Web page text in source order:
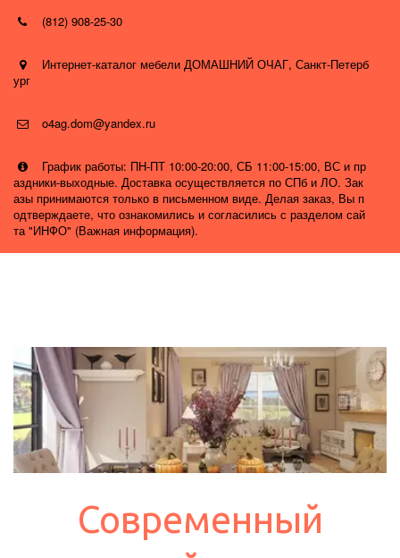
(812) 908-25-30
Интернет-каталог мебели ДОМАШНИЙ ОЧАГ, Санкт-Петерб
ург
o4ag.dom@yandex.ru
График работы: ПН-ПТ 10:00-20:00, СБ 11:00-15:00, ВС и пр
аздники-выходные. Доставка осуществляется по СПб и ЛО. Зак
азы принимаются только в письменном виде. Делая заказ, Вы п
одтверждаете, что ознакомились и согласились с разделом сай
та "ИНФО" (Важная информация).
Современный